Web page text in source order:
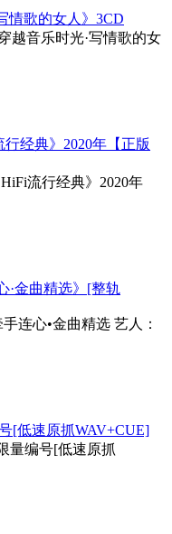
情歌的女人》3CD
越音乐时光·写情歌的女
经典》2020年【正版
流行经典》2020年
·金曲精选》[整轨
连心•金曲精选 艺人：
[低速原抓WAV+CUE]
量编号[低速原抓